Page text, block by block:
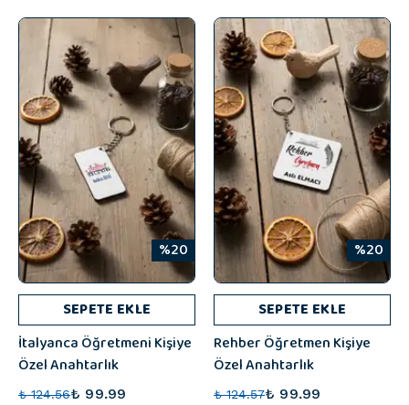
%20
SEPETE EKLE
İtalyanca Öğretmeni Kişiye
Özel Anahtarlık
₺ 124.56₺ 99.99
%20
SEPETE EKLE
Rehber Öğretmen Kişiye
Özel Anahtarlık
₺ 124.57₺ 99.99